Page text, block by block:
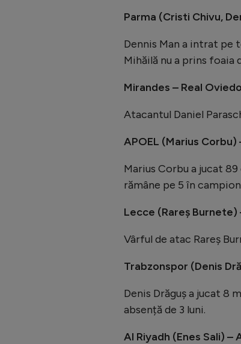
Parma (Cristi Chivu,
Dennis Man a intrat pe
Mihăilă nu a prins foaia
Mirandes – Real
Atacantul Daniel
APOEL (Marius Corbu)
Marius Corbu a jucat
rămâne pe 5 în
Lecce (Rareș Burnete)
Vârful de atac Rareș
Trabzonspor (Denis
Denis Drăguș a jucat 8
absență de 3 luni.
Al Riyadh (Enes Sali) –